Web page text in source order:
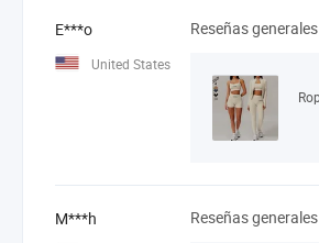
E***o
United States
Reseñas generales
M***h Reseñas generales